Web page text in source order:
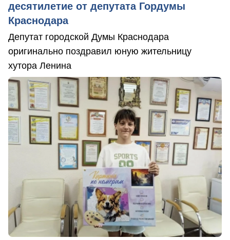
десятилетие от депутата Гордумы
Краснодара
Депутат городской Думы Краснодара
оригинально поздравил юную жительницу
хутора Ленина